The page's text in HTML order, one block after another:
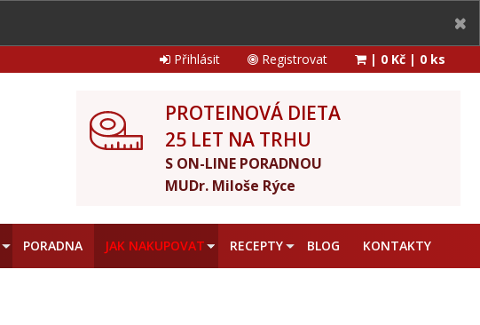
Přihlásit Registrovat | 0 Kč | 0 ks
PROTEINOVÁ DIETA
25 LET NA TRHU
S ON-LINE PORADNOU
MUDr. Miloše Rýce
PORADNA JAK NAKUPOVAT RECEPTY BLOG KONTAKTY